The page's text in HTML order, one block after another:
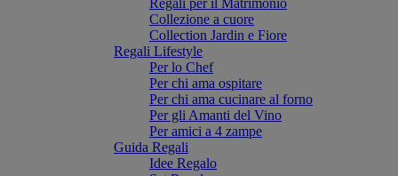
Regali per il Matrimonio
Collezione a cuore
Collection Jardin e Fiore
Regali Lifestyle
Per lo Chef
Per chi ama ospitare
Per chi ama cucinare al forno
Per gli Amanti del Vino
Per amici a 4 zampe
Guida Regali
Idee Regalo